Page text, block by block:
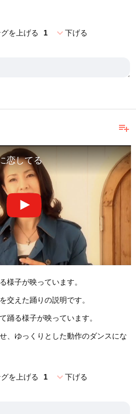
を上げる 1 expand_more下げる
playlist_add
恋してる
様子が映っています。
交えた踊りの説明です。
踊る様子が映っています。
、ゆっくりとした動作のダンスにな
を上げる 1 expand_more下げる